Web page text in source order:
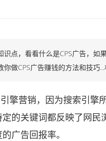
点，看看什么是CPS广告，如
做CPS广告赚钱的方法和技巧...
营销，因为搜索引擎
的关键词都反映了网民
广告回报率。